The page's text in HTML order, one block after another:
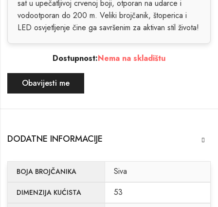
sat u upečatljivoj crvenoj boji, otporan na udarce i
vodootporan do 200 m. Veliki brojčanik, štoperica i
LED osvjetljenje čine ga savršenim za aktivan stil života!
Dostupnost:Nema na skladištu
Obavijesti me
DODATNE INFORMACIJE
BOJA BROJČANIKA Siva
DIMENZIJA KUĆISTA 53